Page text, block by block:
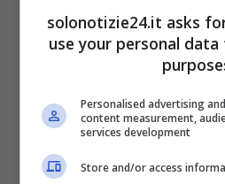
Mara Venier fonte Instagram
solonotizie24.it asks
use your personal
Personalised advertising
content measurement,
services development
Store and/or access